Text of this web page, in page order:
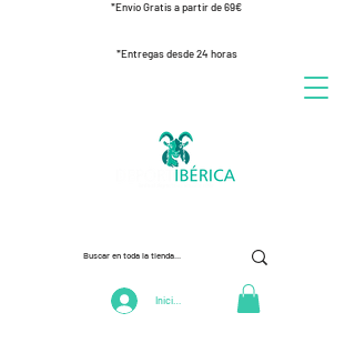
*Envío Gratis a partir de 69€
*Entregas desde 24 horas
Iniciar Sesión